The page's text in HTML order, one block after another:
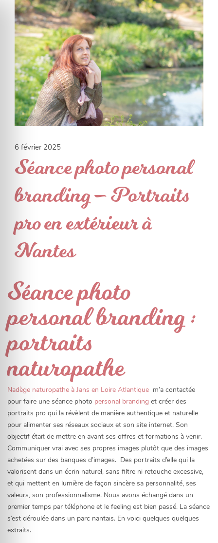
6 février 2025
Séance photo personal
branding – Portraits
pro en extérieur à
Nantes
Séance photo
personal branding :
portraits
naturopathe
Nadège naturopathe à Jans en Loire Atlantique m’a contactée
pour faire une séance photo personal branding et créer des
portraits pro qui la révèlent de manière authentique et naturelle
pour alimenter ses réseaux sociaux et son site internet. Son
objectif était de mettre en avant ses offres et formations à venir.
Communiquer vrai avec ses propres images plutôt que des images
achetées sur des banques d’images. Des portraits d’elle qui la
valorisent dans un écrin naturel, sans filtre ni retouche excessive,
et qui mettent en lumière de façon sincère sa personnalité, ses
valeurs, son professionnalisme. Nous avons échangé dans un
premier temps par téléphone et le feeling est bien passé. La séance
s’est déroulée dans un parc nantais. En voici quelques quelques
extraits.